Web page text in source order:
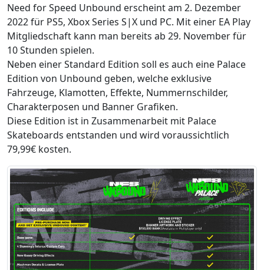
Need for Speed Unbound erscheint am 2. Dezember
2022 für PS5, Xbox Series S|X und PC. Mit einer EA Play
Mitgliedschaft kann man bereits ab 29. November für
10 Stunden spielen.
Neben einer Standard Edition soll es auch eine Palace
Edition von Unbound geben, welche exklusive
Fahrzeuge, Klamotten, Effekte, Nummernschilder,
Charakterposen und Banner Grafiken.
Diese Edition ist in Zusammenarbeit mit Palace
Skateboards entstanden und wird voraussichtlich
79,99€ kosten.